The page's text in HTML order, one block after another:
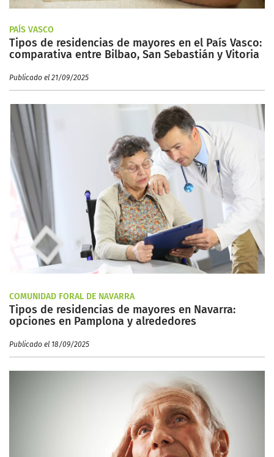
PAÍS VASCO
Tipos de residencias de mayores en el País Vasco:
comparativa entre Bilbao, San Sebastián y Vitoria
Publicado el 21/09/2025
COMUNIDAD FORAL DE NAVARRA
Tipos de residencias de mayores en Navarra:
opciones en Pamplona y alrededores
Publicado el 18/09/2025